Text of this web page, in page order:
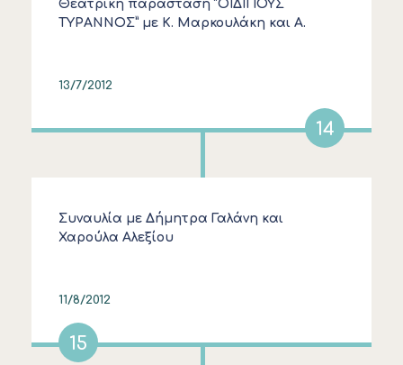
Θεατρική παράσταση “ΟΙΔΙΠΟΥΣ
ΤΥΡΑΝΝΟΣ” με Κ. Μαρκουλάκη και Α.
13/7/2012
14
Συναυλία με Δήμητρα Γαλάνη και
Χαρούλα Αλεξίου
11/8/2012
15